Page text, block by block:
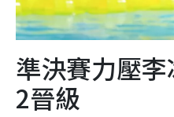
準決賽力壓
2晉級